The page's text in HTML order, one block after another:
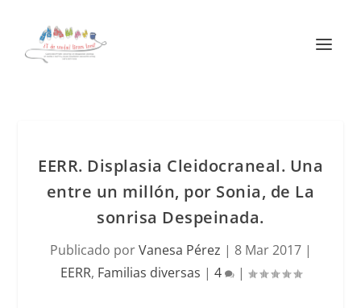
EERR. Displasia Cleidocraneal. Una
entre un millón, por Sonia, de La
sonrisa Despeinada.
Publicado porVanesa Pérez | 8 Mar 2017|
EERR, Familias diversas | 4 |